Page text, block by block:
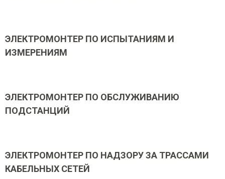
ЭЛЕКТРОМОНТЕР ПО ИСПЫТАНИЯМ И
ИЗМЕРЕНИЯМ
ЭЛЕКТРОМОНТЕР ПО ОБСЛУЖИВАНИЮ
ПОДСТАНЦИЙ
ЭЛЕКТРОМОНТЕР ПО НАДЗОРУ ЗА ТРАССАМИ
КАБЕЛЬНЫХ СЕТЕЙ